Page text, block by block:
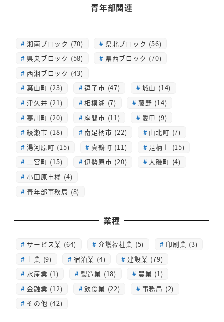
青年部関連
湘南ブロック (70)
県北ブロック (56)
県央ブロック (58)
県西ブロック (70)
西湘ブロック (43)
葉山町 (23)
逗子市 (47)
城山 (14)
津久井 (21)
相模湖 (7)
藤野 (14)
寒川町 (20)
座間市 (11)
愛甲 (9)
綾瀬市 (18)
南足柄市 (22)
山北町 (7)
湯河原町 (15)
真鶴町 (11)
足柄上 (15)
二宮町 (15)
伊勢原市 (20)
大磯町 (4)
小田原市橘 (4)
青年部事務局 (8)
業種
サービス業 (64) 介護福祉業 (5)
印刷業 (3)
士業 (9)
宿泊業 (4)
建設業 (79)
水産業 (1)
製造業 (18)
農業 (1)
金融業 (12)
飲食業 (22)
事務局 (2)
その他 (42)